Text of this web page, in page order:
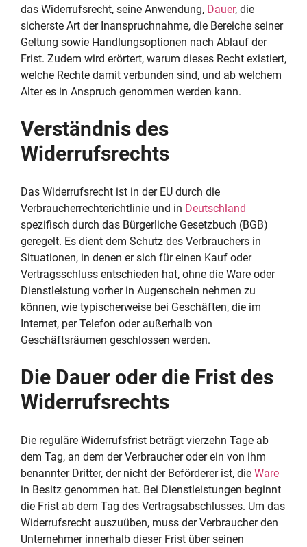
das Widerrufsrecht, seine Anwendung, Dauer, die
sicherste Art der Inanspruchnahme, die Bereiche seiner
Geltung sowie Handlungsoptionen nach Ablauf der
Frist. Zudem wird erörtert, warum dieses Recht existiert,
welche Rechte damit verbunden sind, und ab welchem
Alter es in Anspruch genommen werden kann.
Verständnis des
Widerrufsrechts
Das Widerrufsrecht ist in der EU durch die
Verbraucherrechterichtlinie und in Deutschland
spezifisch durch das Bürgerliche Gesetzbuch (BGB)
geregelt. Es dient dem Schutz des Verbrauchers in
Situationen, in denen er sich für einen Kauf oder
Vertragsschluss entschieden hat, ohne die Ware oder
Dienstleistung vorher in Augenschein nehmen zu
können, wie typischerweise bei Geschäften, die im
Internet, per Telefon oder außerhalb von
Geschäftsräumen geschlossen werden.
Die Dauer oder die Frist des
Widerrufsrechts
Die reguläre Widerrufsfrist beträgt vierzehn Tage ab
dem Tag, an dem der Verbraucher oder ein von ihm
benannter Dritter, der nicht der Beförderer ist, die Ware
in Besitz genommen hat. Bei Dienstleistungen beginnt
die Frist ab dem Tag des Vertragsabschlusses. Um das
Widerrufsrecht auszuüben, muss der Verbraucher den
Unternehmer innerhalb dieser Frist über seinen